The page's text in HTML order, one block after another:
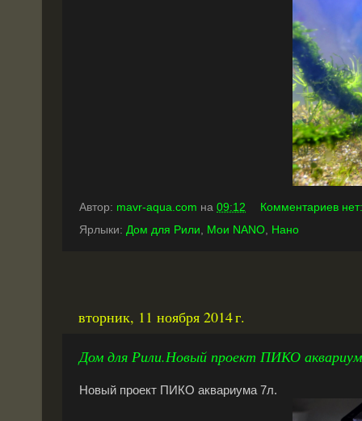
Автор: mavr-aqua.com на 09:12
Комментариев
Ярлыки: Дом для Рили, Мои NANO, Нано
вторник, 11 ноября 2014 г.
Дом для Рили.Новый проект ПИКО
Новый проект ПИКО аквариума7л.